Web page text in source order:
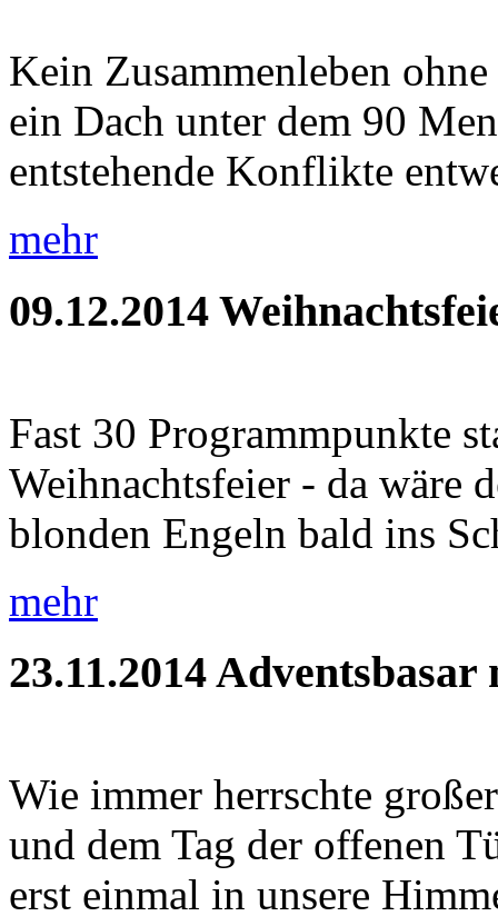
Kein Zusammenleben
ein Dach unter dem 90
entstehende Konflikte
mehr
09.12.2014
Fast 30 Programmpunkte
Weihnachtsfeier - da wäre
blonden Engeln bald ins
mehr
23.11.2014Adventsbasar
Wie immer herrschte
und dem Tag der offenen
erst einmal in unsere